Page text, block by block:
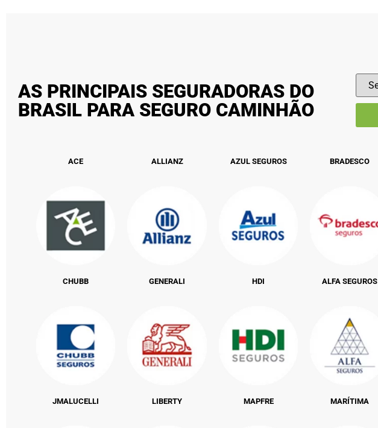
AS PRINCIPAIS SEGURADORAS DO
BRASIL PARA SEGURO CAMINHÃO
ACE
CHUBB
JMALUCELLI
ALLIANZ
GENERALI
LIBERTY
AZUL SEGUROS
HDI
MAPFRE
BRADESCO
ALFA SEGUROS
MARÍTIMA